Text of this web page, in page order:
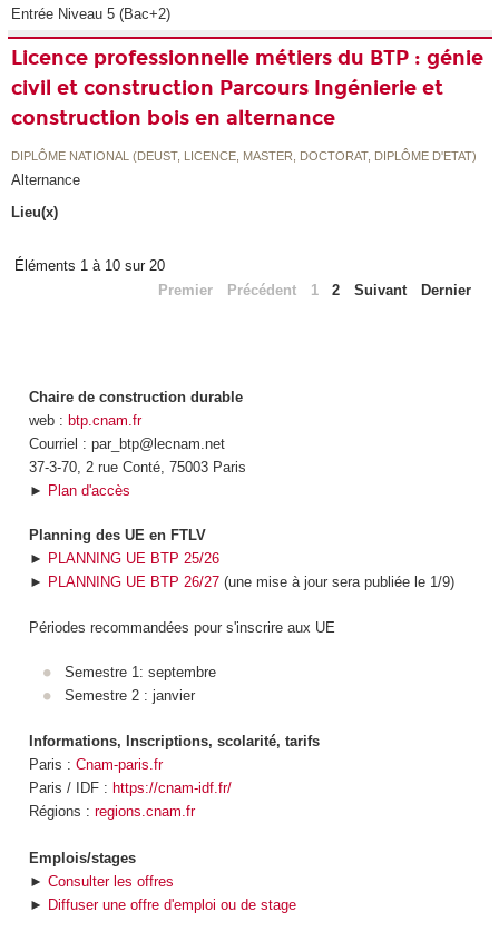
Entrée Niveau 5 (Bac+2)
Licence professionnelle métiers du BTP : génie
civil et construction Parcours Ingénierie et
construction bois en alternance
DIPLÔME NATIONAL (DEUST, LICENCE, MASTER, DOCTORAT, DIPLÔME D'ETAT)
Alternance
Lieu(x)
Éléments 1 à 10 sur 20
Premier
Précédent 1 2 Suivant Dernier
Chaire de construction durable
web : btp.cnam.fr
Courriel : par_btp@lecnam.net
37-3-70, 2 rue Conté, 75003 Paris
► Plan d'accès
Planning des UE en FTLV
► PLANNING UE BTP 25/26
► PLANNING UE BTP 26/27(une mise à jour sera publiée le 1/9)
Périodes recommandées pour s'inscrire aux UE
Semestre 1: septembre
Semestre 2 : janvier
Informations, Inscriptions, scolarité, tarifs
Paris : Cnam-paris.fr
Paris / IDF : https://cnam-idf.fr/
Régions : regions.cnam.fr
Emplois/stages
► Consulter les offres
► Diffuser une offre d'emploi ou de stage